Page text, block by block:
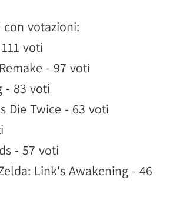
votazioni:
voti
- 97 voti
- 83 voti
Die Twice - 63 voti
- 57 voti
Link's Awakening - 46